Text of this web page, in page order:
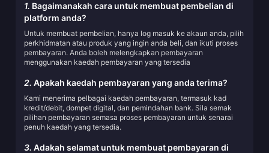
1. Bagaimanakah cara untuk membuat pembelian di
platform anda?
Untuk membuat pembelian, hanya log masuk ke akaun anda, pilih
perkhidmatan atau produk yang ingin anda beli, dan ikuti proses
pembayaran. Anda boleh melengkapkan pembayaran
menggunakan kaedah pembayaran yang tersedia
2. Apakah kaedah pembayaran yang anda terima?
Kami menerima pelbagai kaedah pembayaran, termasuk kad
kredit/debit, dompet digital, dan pemindahan bank. Sila semak
pilihan pembayaran semasa proses pembayaran untuk senarai
penuh kaedah yang tersedia.
3. Adakah selamat untuk membuat pembayaran di